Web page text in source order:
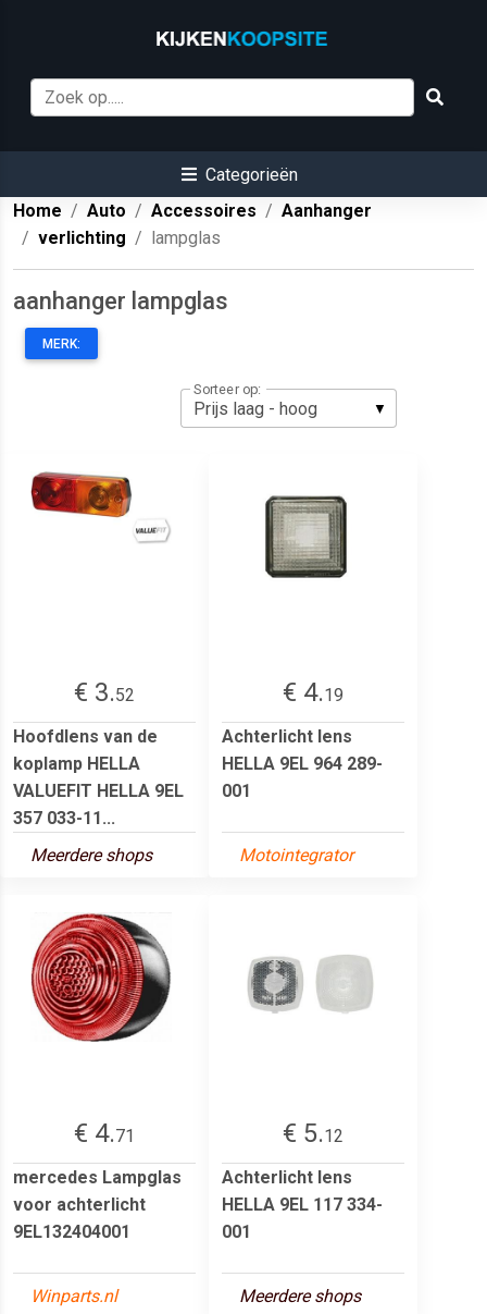
Categorieën
Home
Auto Accessoires
Aanhanger
verlichting
lampglas
aanhanger lampglas
MERK:
Sorteer op:
€ 3.52
Hoofdlens van de
koplamp HELLA
VALUEFIT HELLA 9EL
357 033-11...
Meerdere shops
€ 4.19
Achterlicht lens
HELLA 9EL 964 289-
001
Motointegrator
€ 4.71
mercedes Lampglas
voor achterlicht
9EL132404001
Winparts.nl
€ 5.12
Achterlicht lens
HELLA 9EL 117 334-
001
Meerdere shops